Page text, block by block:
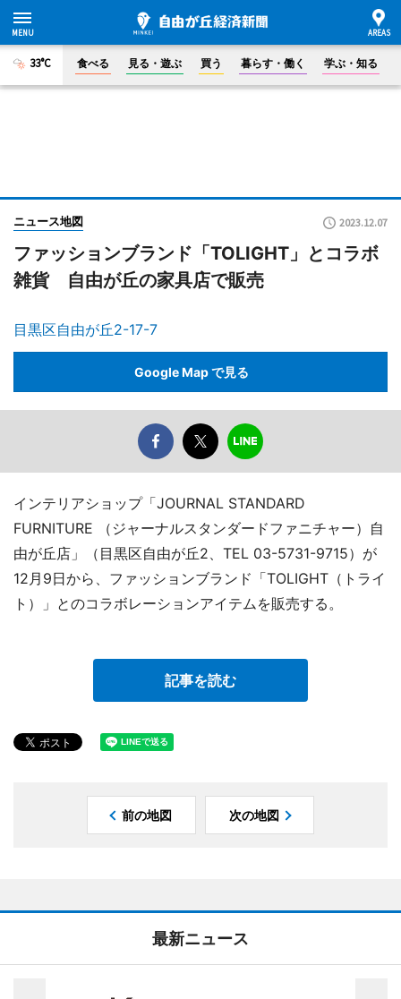
33°C 食べる 見る・遊ぶ 買う 暮らす・働く 学ぶ・知る
ニュース地図 2023.12.07
ファッションブランド「TOLIGHT」とコラボ
雑貨 自由が丘の家具店で販売
目黒区自由が丘2-17-7
Google Map で見る
インテリアショップ「JOURNAL STANDARD
FURNITURE （ジャーナルスタンダードファニチャー）自
由が丘店」（目黒区自由が丘2、TEL 03-5731-9715）が
12月9日から、ファッションブランド「TOLIGHT（トライ
ト）」とのコラボレーションアイテムを販売する。
記事を読む
前の地図 次の地図
最新ニュース